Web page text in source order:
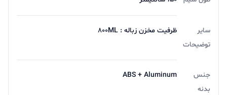
سایر
توضیحات
ظرفیت مخزن زباله : 800ML
جنس
بدنه
ABS + Aluminum